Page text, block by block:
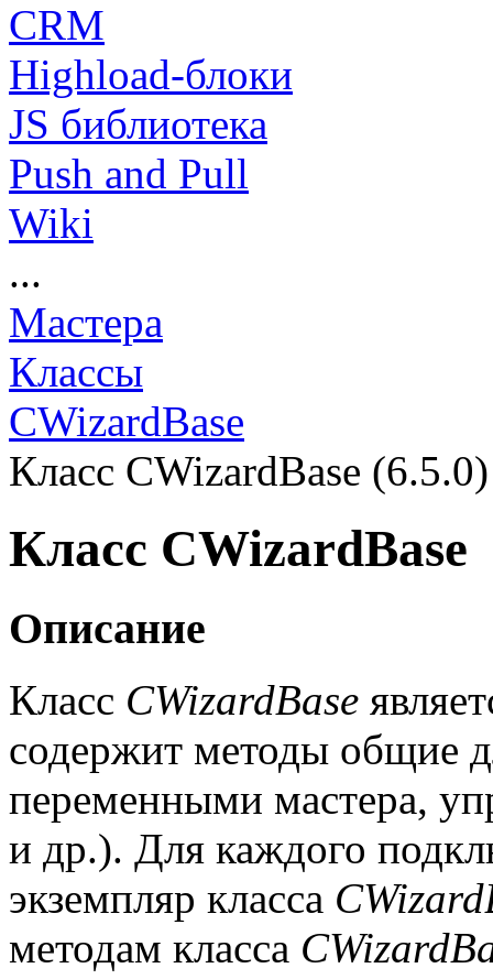
CRM
Highload-блоки
JS библиотека
Push and Pull
Wiki
...
Мастера
Классы
СWizardBase
Класс CWizardBase (6.5.0)
Класс CWizardBase
Описание
Класс СWizardBase
содержит методы общие
переменными мастера,
и др.). Для каждого
экземпляр класса
методам класса